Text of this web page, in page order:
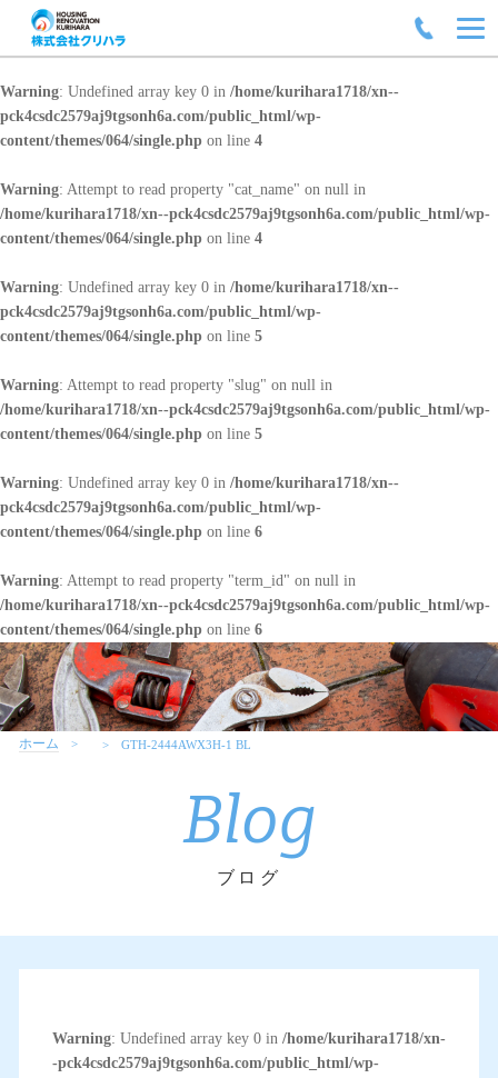
Warning: Undefined array key 0 in /home/kurihara1718/xn--
pck4csdc2579aj9tgsonh6a.com/public_html/wp-
content/themes/064/single.php on line 4
Warning: Attempt to read property "cat_name" on null in
/home/kurihara1718/xn--pck4csdc2579aj9tgsonh6a.com/public_html/wp-
content/themes/064/single.php on line 4
Warning: Undefined array key 0 in /home/kurihara1718/xn--
pck4csdc2579aj9tgsonh6a.com/public_html/wp-
content/themes/064/single.php on line 5
Warning: Attempt to read property "slug" on null in
/home/kurihara1718/xn--pck4csdc2579aj9tgsonh6a.com/public_html/wp-
content/themes/064/single.php on line 5
Warning: Undefined array key 0 in /home/kurihara1718/xn--
pck4csdc2579aj9tgsonh6a.com/public_html/wp-
content/themes/064/single.php on line 6
Warning: Attempt to read property "term_id" on null in
/home/kurihara1718/xn--pck4csdc2579aj9tgsonh6a.com/public_html/wp-
content/themes/064/single.php on line 6
ホーム GTH-2444AWX3H-1 BL
Blog
ブログ
Warning: Undefined array key 0 in /home/kurihara1718/xn-
-pck4csdc2579aj9tgsonh6a.com/public_html/wp-